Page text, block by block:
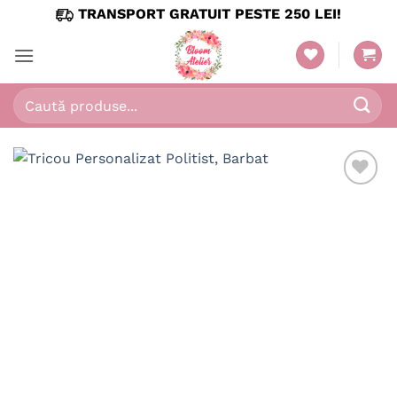
content
TRANSPORT GRATUIT PESTE 250 LEI!
Caută
după: